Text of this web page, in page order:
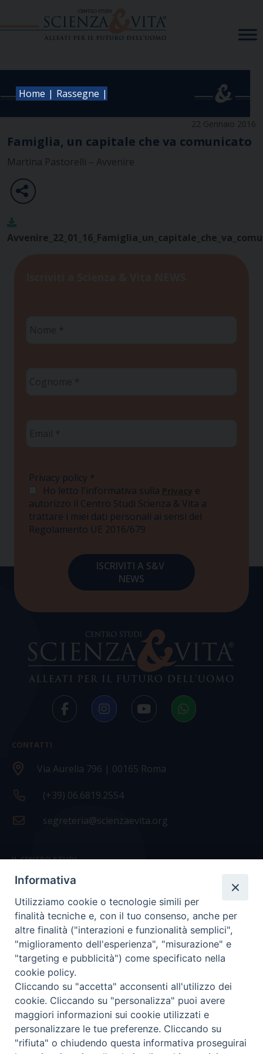
Home | Rassegne |
22 Gennaio 2016
Famiglia, un capitale che va comunicato
Martina Pastorelli – Avvenire
Privacy policy *
Ho letto l'informativa sulla Privacy e
autorizzo il Centro Studi Scienza & Vita a
trattare i miei dati personali ai sensi del
Regolamento UE 2016/679
CONTATTI
Via Aurelia 796 | 00165 Roma
(+39) 06.6819.2554
segreteria@scienzaevita.org
IL CENTRO STUDI
La nostra storia
Statuto
Presidenza e ufficio presidenza
Consiglio scientifico
Coordinamento nazionale
COPYRIGHT Scienza & Vita - C.F96600690588- Tutti i
Informativa
Utilizziamo cookie o tecnologie simili per
finalità tecniche e, con il tuo consenso, anche per
altre finalità ("interazioni e funzionalità semplici",
"miglioramento dell'esperienza", "misurazione" e
"targeting e pubblicità") come specificato nella
cookie policy.
Cliccando su "accetta" acconsenti all'utilizzo dei
cookie. Cliccando su "personalizza" puoi avere
maggiori informazioni sui cookie utilizzati e
personalizzare le tue preferenze. Cliccando su
"rifiuta" o chiudendo questa informativa proseguirai